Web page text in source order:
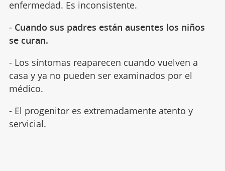
enfermedad. Es inconsistente.
- Cuando sus padres están ausentes los niños
se curan.
- Los síntomas reaparecen cuando vuelven a
casa y ya no pueden ser examinados por el
médico.
- El progenitor es extremadamente atento y
servicial.